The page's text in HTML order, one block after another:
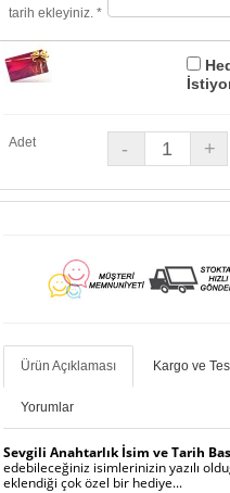
tarih ekleyiniz. *
Adet
Ürün Açıklaması Kargo ve
Yorumlar
Sevgili Anahtarlık İsim ve Tarih
edebileceğiniz isimlerinizin yazılı
eklendiği çok özel bir hediye...